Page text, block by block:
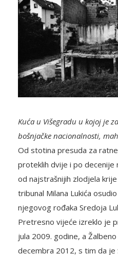
Kuća u Višegradu u kojoj je
bošnjačke nacionalnosti,
Od stotina presuda za
proteklih dvije i po decenije
od najstrašnijih zlodjela
tribunal Milana Lukića
njegovog rođaka Sredoja
Pretresno vijeće izreklo je
jula 2009. godine, a
decembra 2012, s tim da je